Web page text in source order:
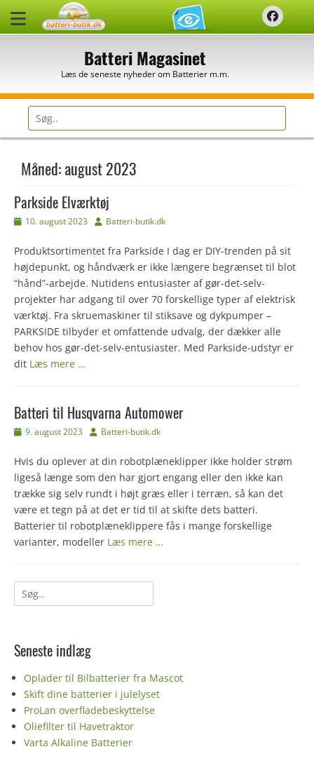
Batteri Magasinet
Læs de seneste nyheder om Batterier m.m.
Søg
efter:
Måned:august 2023
Parkside Elværktøj
Udgivet
10. august 2023 Forfatter
Batteri-butik.dk
Produktsortimentet fra Parkside I dag er DIY-trenden på sit
højdepunkt, og håndværk er ikke længere begrænset til blot
“hånd”-arbejde. Nutidens entusiaster af gør-det-selv-
projekter har adgang til over 70 forskellige typer af elektrisk
værktøj. Fra skruemaskiner til stiksave og dykpumper –
PARKSIDE tilbyder et omfattende udvalg, der dækker alle
behov hos gør-det-selv-entusiaster. Med Parkside-udstyr er
dit Læs mere …
Batteri til Husqvarna Automower
Udgivet
9. august 2023 Forfatter
Batteri-butik.dk
Hvis du oplever at din robotplæneklipper ikke holder strøm
ligeså længe som den har gjort engang eller den ikke kan
trække sig selv rundt i højt græs eller i terræn, så kan det
være et tegn på at det er tid til at skifte dets batteri.
Batterier til robotplæneklippere fås i mange forskellige
varianter, modeller Læs mere …
Søg
efter:
Seneste indlæg
Oplader til Bilbatterier fra Mascot
Skift dine batterier i julelyset
ProLan overfladebeskyttelse
Oliefilter til Havetraktor
Varta Alkaline Batterier